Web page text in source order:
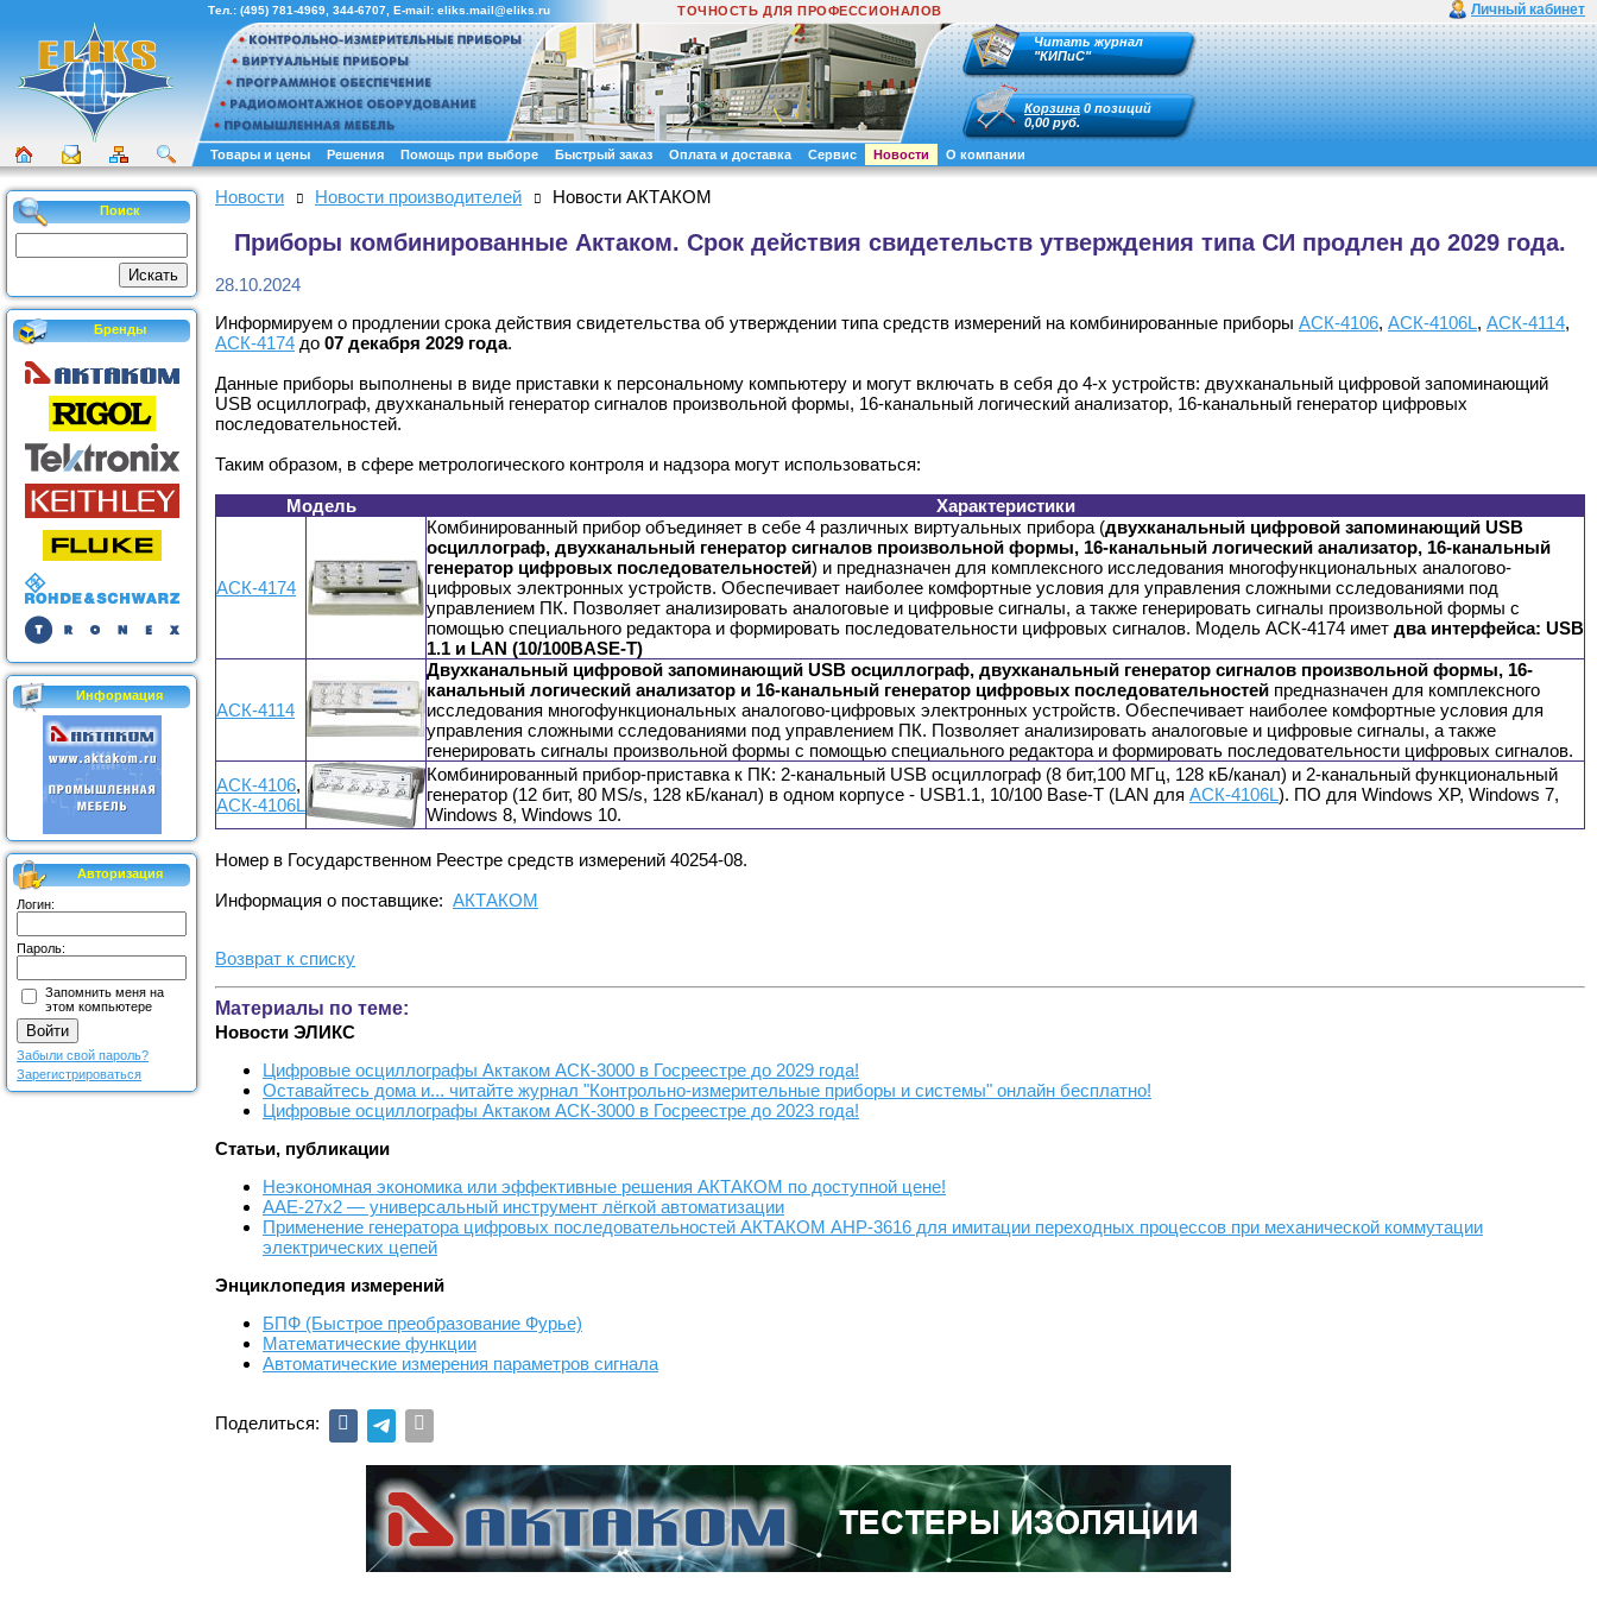
Личный кабинет
Тел.: (495) 781-4969 344-6707 , E-mail: eliks.mail@eliks.ru ТОЧНОСТЬ ДЛЯ ПРОФЕССИОНАЛОВ
Читать журнал
"КИПиС"
Корзина 0 позиций
0,00 руб.
Товары и цены Решения Помощь при выборе Быстрый заказ Оплата и доставка Сервис Новости О компании
Поиск
Бренды
Информация
Авторизация
Логин:
Пароль:
Запомнить меня на
этом компьютере
Забыли свой пароль?
Зарегистрироваться
Новости Новости производителей Новости АКТАКОМ
Приборы комбинированные Актаком. Срок действия свидетельств утверждения типа СИ продлен до 2029 года.
28.10.2024
Информируем о продлении срока действия свидетельства об утверждении типа средств измерений на комбинированные приборы АСК-4106, АСК-4106L, АСК-4114,
АСК-4174 до 07 декабря 2029 года.
Данные приборы выполнены в виде приставки к персональному компьютеру и могут включать в себя до 4-х устройств: двухканальный цифровой запоминающий
USB осциллограф, двухканальный генератор сигналов произвольной формы, 16-канальный логический анализатор, 16-канальный генератор цифровых
последовательностей.
Таким образом, в сфере метрологического контроля и надзора могут использоваться:
Модель Характеристики
АСК-4174
Комбинированный прибор объединяет в себе 4 различных виртуальных прибора (двухканальный цифровой запоминающий USB
осциллограф, двухканальный генератор сигналов произвольной формы, 16-канальный логический анализатор, 16-канальный
генератор цифровых последовательностей) и предназначен для комплексного исследования многофункциональных аналогово-
цифровых электронных устройств. Обеспечивает наиболее комфортные условия для управления сложными сследованиями под
управлением ПК. Позволяет анализировать аналоговые и цифровые сигналы, а также генерировать сигналы произвольной формы с
помощью специального редактора и формировать последовательности цифровых сигналов. Модель АСК-4174 имет два интерфейса: USB
1.1 и LAN (10/100BASE-T)
АСК-4114
Двухканальный цифровой запоминающий USB осциллограф, двухканальный генератор сигналов произвольной формы, 16-
канальный логический анализатор и 16-канальный генератор цифровых последовательностей предназначен для комплексного
исследования многофункциональных аналогово-цифровых электронных устройств. Обеспечивает наиболее комфортные условия для
управления сложными сследованиями под управлением ПК. Позволяет анализировать аналоговые и цифровые сигналы, а также
генерировать сигналы произвольной формы с помощью специального редактора и формировать последовательности цифровых сигналов.
АСК-4106,
АСК-4106L
Комбинированный прибор-приставка к ПК: 2-канальный USB осциллограф (8 бит,100 МГц, 128 кБ/канал) и 2-канальный функциональный
генератор (12 бит, 80 MS/s, 128 кБ/канал) в одном корпусе - USB1.1, 10/100 Base-T (LAN для АСК-4106L). ПО для Windows XP, Windows 7,
Windows 8, Windows 10.
Номер в Государственном Реестре средств измерений 40254-08.
Информация о поставщике: АКТАКОМ
Возврат к списку
Материалы по теме:
Новости ЭЛИКС
Цифровые осциллографы Актаком АСК-3000 в Госреестре до 2029 года!
Оставайтесь дома и... читайте журнал "Контрольно-измерительные приборы и системы" онлайн бесплатно!
Цифровые осциллографы Актаком АСК-3000 в Госреестре до 2023 года!
Статьи, публикации
Неэкономная экономика или эффективные решения АКТАКОМ по доступной цене!
ААЕ-27x2 — универсальный инструмент лёгкой автоматизации
Применение генератора цифровых последовательностей АКТАКОМ АНР-3616 для имитации переходных процессов при механической коммутации
электрических цепей
Энциклопедия измерений
БПФ (Быстрое преобразование Фурье)
Математические функции
Автоматические измерения параметров сигнала
Поделиться: